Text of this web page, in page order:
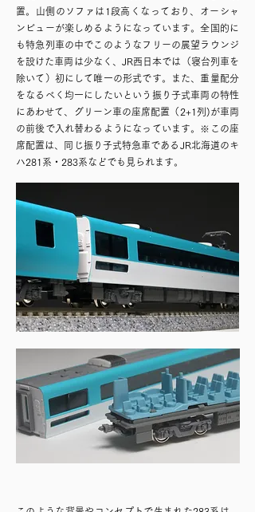
置。山側のソファは1段高くなっており、オーシャ
ンビューが楽しめるようになっています。全国的に
も特急列車の中でこのようなフリーの展望ラウンジ
を設けた車両は少なく、JR西日本では（寝台列車を
除いて）初にして唯一の形式です。また、重量配分
をなるべく均一にしたいという振り子式車両の特性
にあわせて、グリーン車の座席配置（2+1列)が車両
の前後で入れ替わるようになっています。※この座
席配置は、同じ振り子式特急車であるJR北海道のキ
ハ281系・283系などでも見られます。